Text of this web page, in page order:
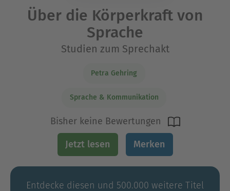
Über die Körperkraft von
Sprache
Studien zum Sprechakt
Petra Gehring
Sprache & Kommunikation
Bisher keine Bewertungen
Jetzt lesen Merken
Entdecke diesen und 500.000 weitere Titel